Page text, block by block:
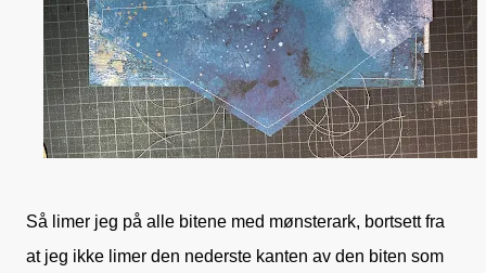
Så limer jeg på alle bitene med mønsterark, bortsett fra
at jeg ikke limer den nederste kanten av den biten som